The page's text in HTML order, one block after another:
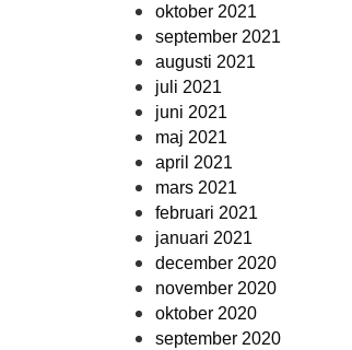
oktober 2021
september 2021
augusti 2021
juli 2021
juni 2021
maj 2021
april 2021
mars 2021
februari 2021
januari 2021
december 2020
november 2020
oktober 2020
september 2020